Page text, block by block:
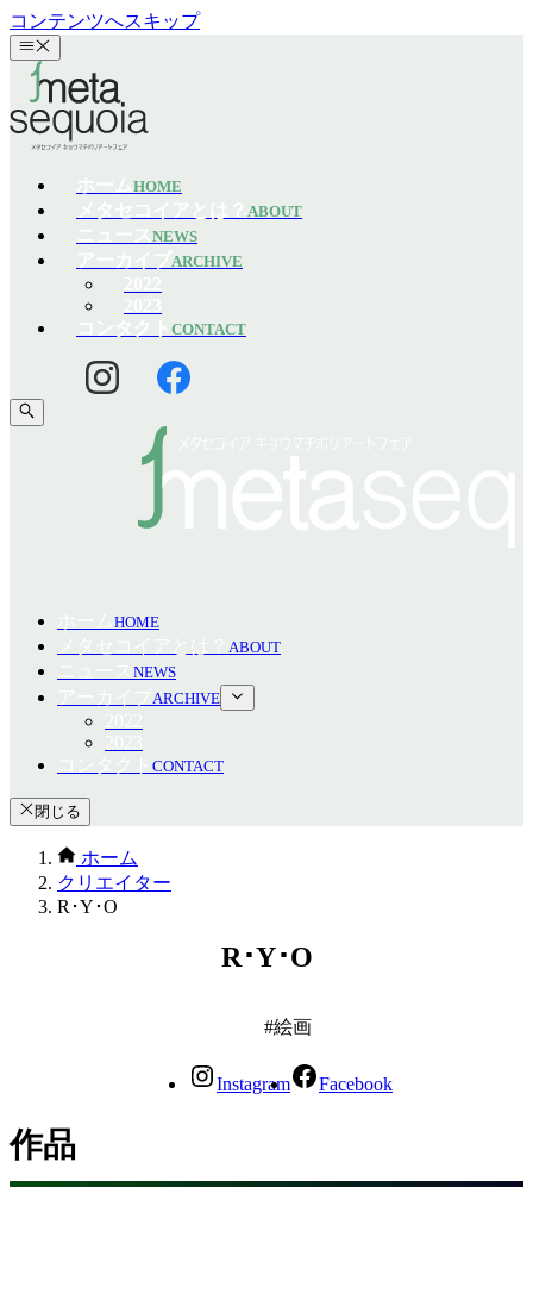
コンテンツへスキップ
HOME
ABOUT
NEWS
ARCHIVE
CONTACT
HOME
ABOUT
NEWS
ARCHIVE
CONTACT
閉じる
ホーム
クリエイター
R･Y･O
R･Y･O
絵画
Instagram Facebook
作品